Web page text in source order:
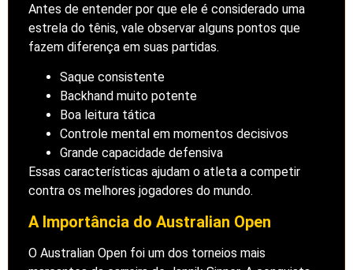
Antes de entender por que ele é considerado uma
estrela do tênis, vale observar alguns pontos que
fazem diferença em suas partidas.
Saque consistente
Backhand muito potente
Boa leitura tática
Controle mental em momentos decisivos
Grande capacidade defensiva
Essas características ajudam o atleta a competir
contra os melhores jogadores do mundo.
A Importância do Australian Open
O Australian Open foi um dos torneios mais